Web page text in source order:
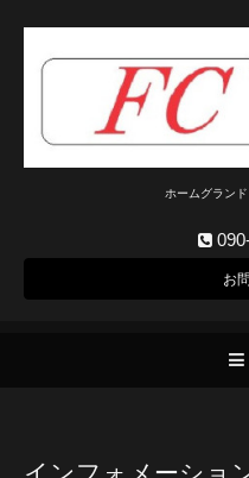
ホームグラン
沼津市
お
インフォメーショ